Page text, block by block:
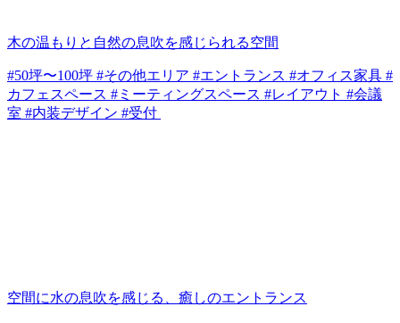
木の温もりと自然の息吹を感じられる空間
#50坪〜100坪 #その他エリア #エントランス #オフィス家具 #
カフェスペース #ミーティングスペース #レイアウト #会議
室 #内装デザイン #受付
空間に水の息吹を感じる、癒しのエントランス